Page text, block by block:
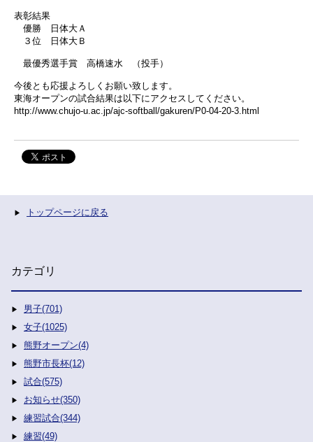
表彰結果
優勝 日体大Ａ
３位 日体大Ｂ
最優秀選手賞 高橋速水 （投手）
今後とも応援よろしくお願い致します。
東海オープンの試合結果は以下にアクセスしてください。
http://www.chujo-u.ac.jp/ajc-softball/gakuren/P0-04-20-3.html
トップページに戻る
カテゴリ
男子(701)
女子(1025)
熊野オープン(4)
熊野市長杯(12)
試合(575)
お知らせ(350)
練習試合(344)
練習(49)